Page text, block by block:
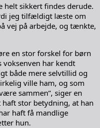
helt sikkert findes derude.
jeg tilfældigt læste om
vej på arbejde, og tænkte,
en stor forskel for børn
voksenven har kendt
både mere selvtillid og
ville ham, og som
sammen”, siger en
haft stor betydning, at han
haft få mandlige
hun.